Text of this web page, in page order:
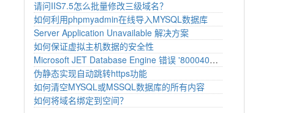
请问IIS7.5怎么批量修改三级域名？
如何利用phpmyadmin在线导入MYSQL数据库
Server Application Unavailable 解决方案
如何保证虚拟主机数据的安全性
Microsoft JET Database Engine 错误 '80004005' 不可识别的数据
伪静态实现自动跳转https功能
如何清空MYSQL或MSSQL数据库的所有内容
如何将域名绑定到空间？